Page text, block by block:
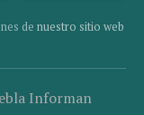
de nuestro sitio web
Informan